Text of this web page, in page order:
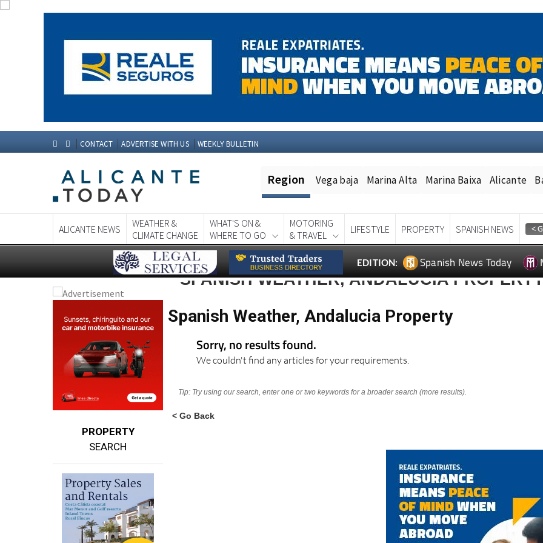
CONTACT ADVERTISE WITH US WEEKLY BULLETIN
Region Vega baja Marina Alta Marina Baixa Alicante
ALICANTE NEWS
WEATHER &
CLIMATE CHANGE
WHAT'S ON &
WHERE TO GO
MOTORING
& TRAVEL
LIFESTYLE PROPERTY SPANISH NEWS
EDITION: Spanish News Today
PROPERTY
SEARCH
SPANISH WEATHER, ANDALUCIA
Spanish Weather, Andalucia Property
Sorry, no results found.
We couldn't find any articles for your requirements.
Tip: Try using our search, enter one or two keywords for a broader search (more results).
< Go Back